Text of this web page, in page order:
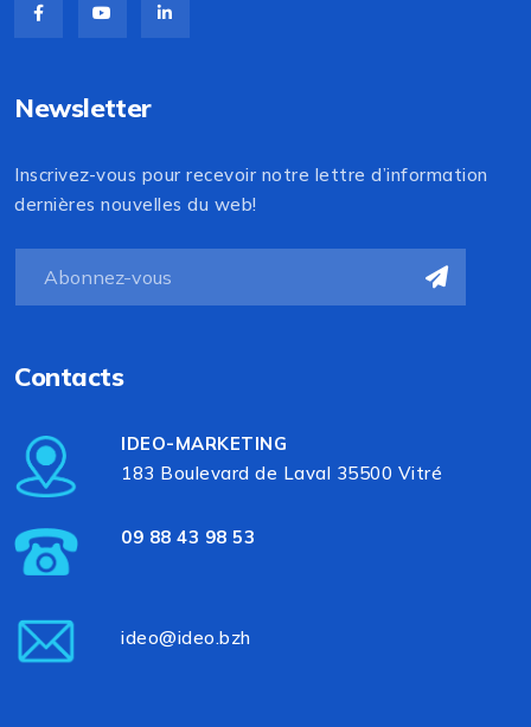
Newsletter
Inscrivez-vous pour recevoir notre lettre d’information
dernières nouvelles du web!
Contacts
IDEO-MARKETING
183 Boulevard de Laval 35500 Vitré
09 88 43 98 53
ideo@ideo.bzh